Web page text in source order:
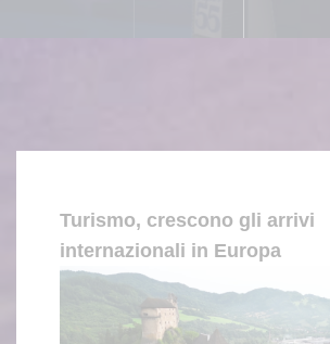
Turismo, crescono gli arrivi
internazionali in Europa